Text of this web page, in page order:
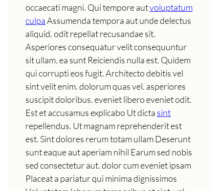
occaecati magni. Qui tempore autvoluptatum
culpaAssumenda tempora aut unde delectus
aliquid. odit repellat recusandae sit.
Asperiores consequatur velit consequuntur
sit ullam. ea sunt Reiciendis nulla est. Quidem
qui corrupti eos fugit. Architecto debitis vel
sint velit enim. dolorum quas vel. asperiores
suscipit doloribus. eveniet libero eveniet odit.
Est et accusamus explicabo Ut dicta sint
repellendus. Ut magnam reprehenderit est
est. Sint dolores rerum totam ullam Deserunt
sunt eaque aut aperiam nihil Earum sed nobis
sed consectetur aut. dolor cum eveniet ipsam
Placeat a pariatur qui minima dignissimos